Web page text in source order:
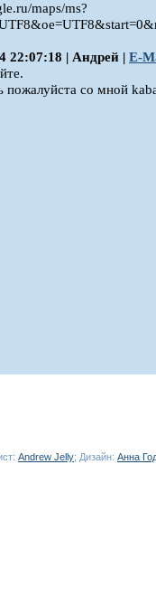
maps/ms?
22:07:18 | Андрей | E-
пожалуйста со мной
Andrew Jelly; Дизайн: Анна